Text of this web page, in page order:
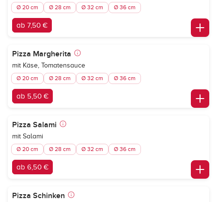
Ø 20 cm Ø 28 cm Ø 32 cm Ø 36 cm
ab 7,50 €
Pizza Margherita
mit Käse, Tomatensauce
Ø 20 cm Ø 28 cm Ø 32 cm Ø 36 cm
ab 5,50 €
Pizza Salami
mit Salami
Ø 20 cm Ø 28 cm Ø 32 cm Ø 36 cm
ab 6,50 €
Pizza Schinken